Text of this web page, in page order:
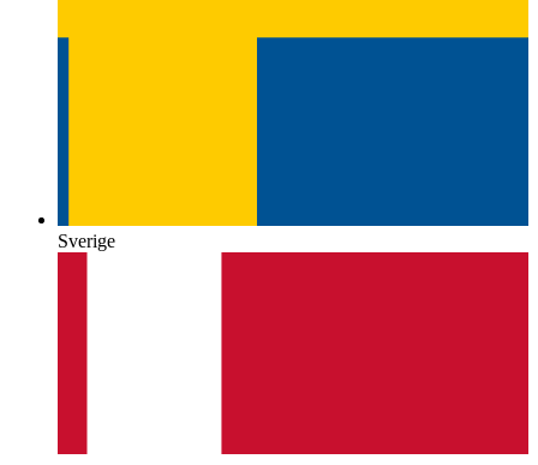
Sverige